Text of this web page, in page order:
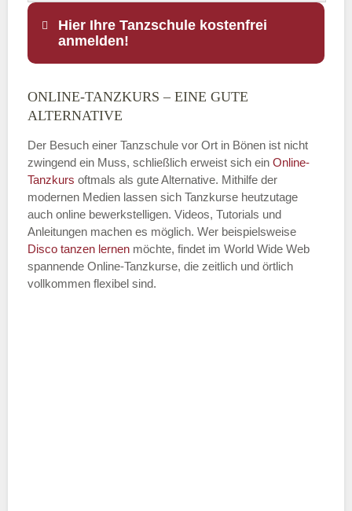
Hier Ihre Tanzschule kostenfrei
anmelden!
Name
E-Mail*
Name der Tanzschule
ONLINE-TANZKURS – EINE GUTE
ALTERNATIVE
Der Besuch einer Tanzschule vor Ort in Bönen ist nicht
zwingend ein Muss, schließlich erweist sich ein Online-
Tanzkurs oftmals als gute Alternative. Mithilfe der
modernen Medien lassen sich Tanzkurse heutzutage
auch online bewerkstelligen. Videos, Tutorials und
Anleitungen machen es möglich. Wer beispielsweise
Disco tanzen lernen möchte, findet im World Wide Web
spannende Online-Tanzkurse, die zeitlich und örtlich
vollkommen flexibel sind.